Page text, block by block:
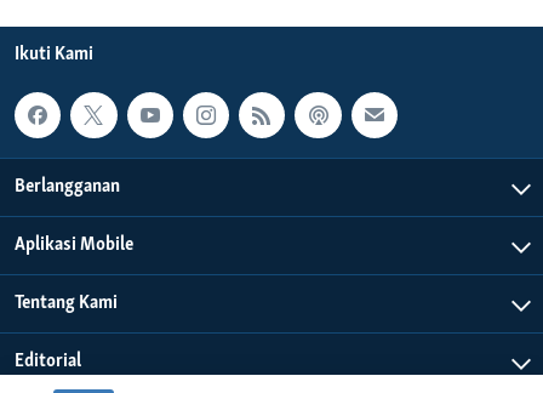
Ikuti Kami
Berlangganan
Aplikasi Mobile
Tentang Kami
Editorial